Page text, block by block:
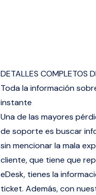
DETALLES COMPLETOS
Toda la información
instante
Una de las mayores
de soporte es buscar
sin mencionar la mala
cliente, que tiene que
eDesk, tienes la
ticket. Además, con